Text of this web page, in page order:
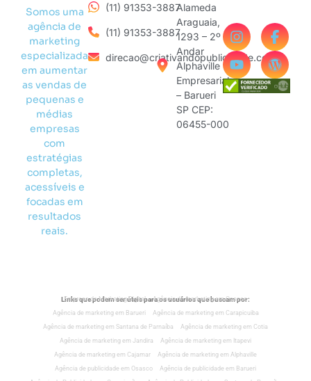
Somos uma
agência de
marketing
especializada
em aumentar
as vendas de
pequenas e
médias
empresas
com
estratégias
completas,
acessíveis e
focadas em
resultados
reais.
(11) 91353-3887
(11) 91353-3887
direcao@criativandopublicidade.com
Alameda
Araguaia,
1293 – 2º
Andar
Alphaville
Empresarial
– Barueri
SP CEP:
06455-000
Links que podem ser úteis para os usuários que buscam por:
Empresa de Marketing Digital
Agência de marketing em Osasco
Agência de marketing em Barueri
Agência de marketing em Carapicuiba
Agência de marketing em Santana de Parnaíba
Agência de marketing em Cotia
Agência de marketing em Jandira
Agência de marketing em Itapevi
Agência de marketing em Cajamar
Agência de marketing em Alphaville
Agência de publicidade em Osasco
Agência de publicidade em Barueri